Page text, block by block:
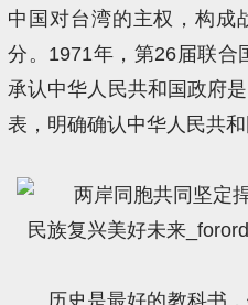
中国对台湾的主权，构成
分。1971年，第26届联合
承认中华人民共和国政府
表，明确确认中华人民共和
历史是最好的教科书